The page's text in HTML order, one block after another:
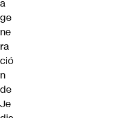
a
ge
ne
ra
ció
n
de
Je